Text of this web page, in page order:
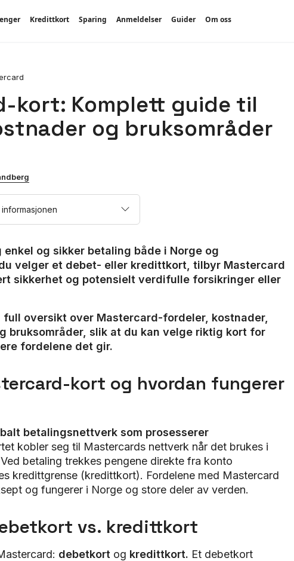
Kredittkort Sparing Anmeldelser Guider Om oss
kort: Komplett guide til
og bruksområder
og sikker betaling både i Norge og
velger et debet- eller kredittkort, tilbyr Mastercard
sikkerhet og potensielt verdifulle forsikringer eller
full oversikt over Mastercard-fordeler, kostnader,
bruksområder, slik at du kan velge riktig kort for
fordelene det gir.
kort og hvordan fungerer
betalingsnettverk som prosesserer
kobler seg til Mastercards nettverk når det brukes i
betaling trekkes pengene direkte fra konto
kredittgrense (kredittkort). Fordelene med Mastercard
og fungerer i Norge og store deler av verden.
vs. kredittkort
debetkort og kredittkort. Et debetkort